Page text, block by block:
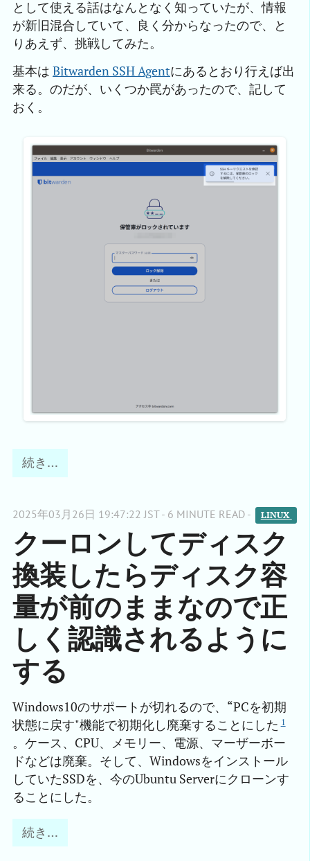
として使える話はなんとなく知っていたが、情報
が新旧混合していて、良く分からなったので、と
りあえず、挑戦してみた。
基本は Bitwarden SSH Agentにあるとおり行えば出
来る。のだが、いくつか罠があったので、記して
おく。
続き…
2025年03月26日 19:47:22 JST - 6 MINUTE READ - LINUX
クーロンしてディスク
換装したらディスク容
量が前のままなので正
しく認識されるように
する
Windows10のサポートが切れるので、“PCを初期
状態に戻す"機能で初期化し廃棄することにした 1
。ケース、CPU、メモリー、電源、マーザーボー
ドなどは廃棄。そして、Windowsをインストール
していたSSDを、今のUbuntu Serverにクローンす
ることにした。
続き…